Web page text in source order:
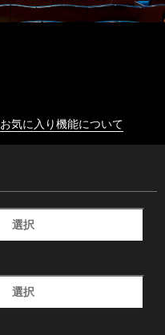
お気に入り機能について
選択
選択